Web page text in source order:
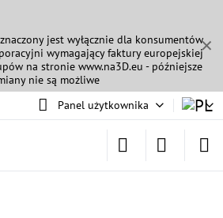
✕
jest wyłącznie dla konsumentów
wymagający faktury europejskiej
na stronie www.na3D.eu - późniejsze
nie są możliwe
Panel użytkownika